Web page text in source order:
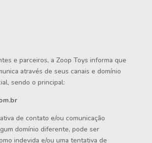
e parceiros, a Zoop Toys informa que
através de seus canais e domínio
sendo o principal:
de contato e/ou comunicação
domínio diferente, pode ser
indevida e/ou uma tentativa de